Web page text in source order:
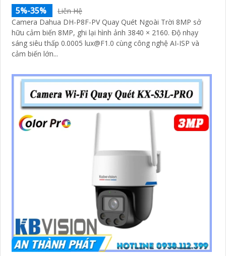
5%-35%
Liên Hệ
Camera Dahua DH-P8F-PV Quay Quét Ngoài Trời 8MP sở
hữu cảm biến 8MP, ghi lại hình ảnh 3840 × 2160. Độ nhạy
sáng siêu thấp 0.0005 lux@F1.0 cùng công nghệ AI-ISP và
cảm biến lớn...